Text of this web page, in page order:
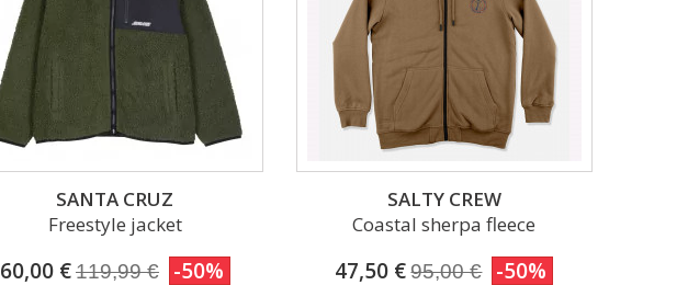
SANTA CRUZ
Freestyle jacket
60,00 €119,99 € -50%
SALTY CREW
Coastal sherpa fleece
47,50 € 95,00 € -50%